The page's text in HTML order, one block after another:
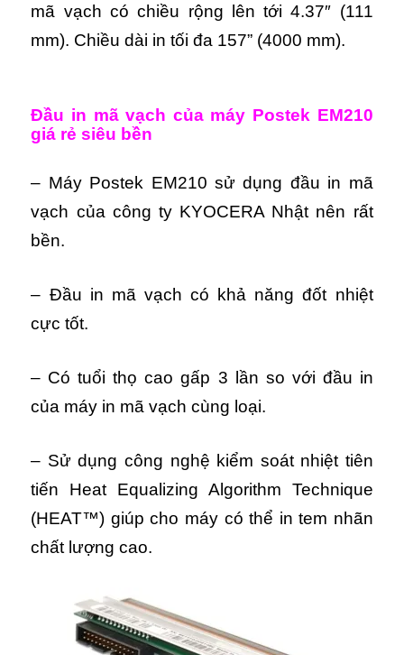
mã vạch có chiều rộng lên tới 4.37″ (111
mm). Chiều dài in tối đa 157” (4000 mm).
Đầu in mã vạch của máy Postek EM210
giá rẻ siêu bền
– Máy Postek EM210 sử dụng đầu in mã
vạch của công ty KYOCERA Nhật nên rất
bền.
– Đầu in mã vạch có khả năng đốt nhiệt
cực tốt.
– Có tuổi thọ cao gấp 3 lần so với đầu in
của máy in mã vạch cùng loại.
– Sử dụng công nghệ kiểm soát nhiệt tiên
tiến Heat Equalizing Algorithm Technique
(HEAT™) giúp cho máy có thể in tem nhãn
chất lượng cao.